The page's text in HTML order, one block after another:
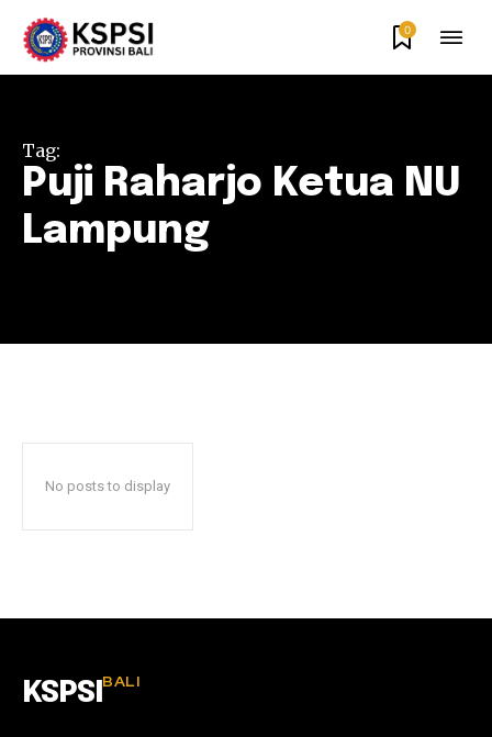
0
Tag:
Puji Raharjo Ketua NU
Lampung
No posts to display
KSPSI BALI